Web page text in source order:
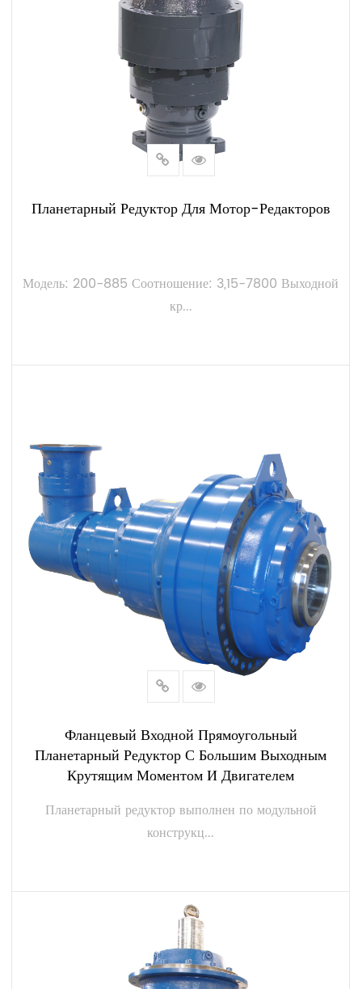
Планетарный Редуктор Для Мотор-Редакторов
Модель: 200-885 Соотношение: 3,15-7800 Выходной
кр...
Фланцевый Входной Прямоугольный
Планетарный Редуктор С Большим Выходным
Крутящим Моментом И Двигателем
Планетарный редуктор выполнен по модульной
конструкц...
ПОСМОТРЕТЬ БОЛЬШЕ